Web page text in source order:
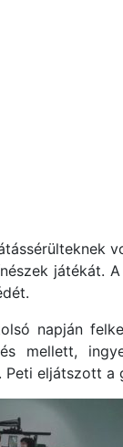
játékát.
napján
mellett,
Peti eljátszott a